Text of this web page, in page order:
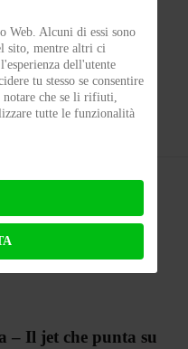
arrivano le 1200!
2026 00:11:35
– Il jet che punta su
Web. Alcuni di essi sono
sito, mentre altri ci
dell'utente
tu stesso se consentire
che se li rifiuti,
tutte le funzionalità